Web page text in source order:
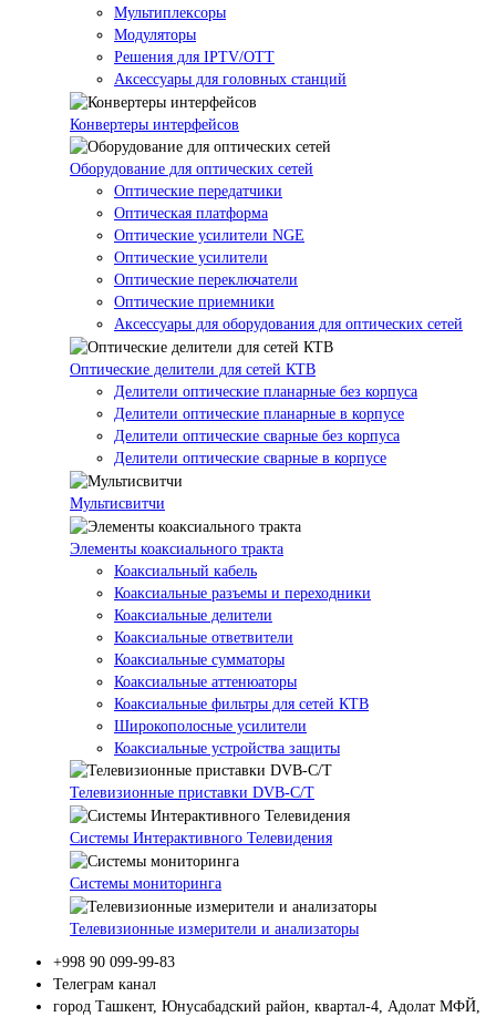
Мультиплексоры
Модуляторы
Решения для IPTV/OTT
Аксессуары для головных станций
Конвертеры интерфейсов
Оборудование для оптических сетей
Оптические передатчики
Оптическая платформа
Оптические усилители NGE
Оптические усилители
Оптические переключатели
Оптические приемники
Аксессуары для оборудования для оптических сетей
Оптические делители для сетей КТВ
Делители оптические планарные без корпуса
Делители оптические планарные в корпусе
Делители оптические сварные без корпуса
Делители оптические сварные в корпусе
Мультисвитчи
Элементы коаксиального тракта
Коаксиальный кабель
Коаксиальные разъемы и переходники
Коаксиальные делители
Коаксиальные ответвители
Коаксиальные сумматоры
Коаксиальные аттенюаторы
Коаксиальные фильтры для сетей КТВ
Широкополосные усилители
Коаксиальные устройства защиты
Телевизионные приставки DVB-C/T
Системы Интерактивного Телевидения
Системы мониторинга
Телевизионные измерители и анализаторы
+998 90 099-99-83
Телеграм канал
город Ташкент, Юнусабадский район, квартал-4, Адолат МФЙ,